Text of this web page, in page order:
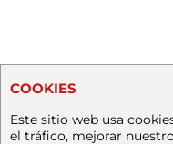
COOKIES
Este sitio web usa
el tráfico, mejorar